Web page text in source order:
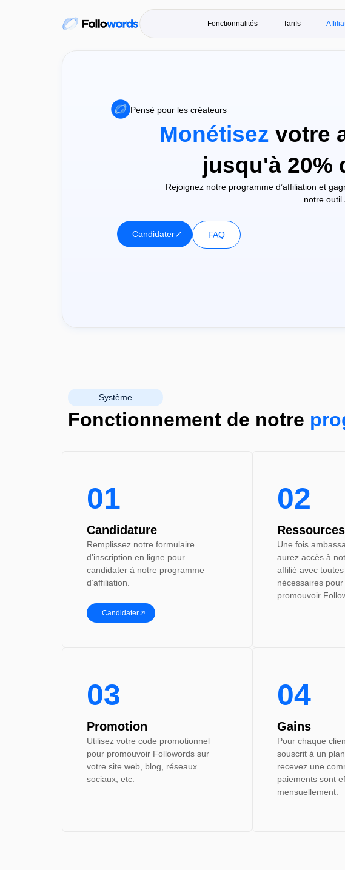
Fonctionnalités Tarifs
Pensé pour les créateurs
Monétisez votre
jusqu'à 20%
Rejoignez notre programme d’affiliation et
notre outil
Candidater FAQ
Système
Fonctionnement de notre
01
Candidature
Remplissez notre formulaire
d’inscription en ligne pour
candidater à notre programme
d’affiliation.
Candidater
02
Ressources
Une fois
aurez accès à
affilié avec
nécessaires
promouvoir
03
Promotion
Utilisez votre code promotionnel
pour promouvoir Followords sur
votre site web, blog, réseaux
sociaux, etc.
04
Gains
Pour chaque
souscrit à un
recevez une
paiements sont
mensuellement.